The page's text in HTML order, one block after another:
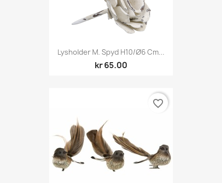
Lysholder M. Spyd H10/Ø6 Cm...
kr 65.00
favorite_border